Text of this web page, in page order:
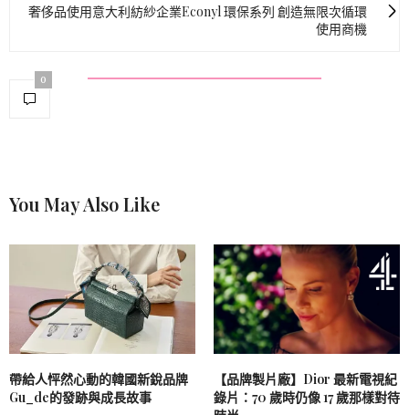
奢侈品使用意大利紡紗企業Econyl 環保系列 創造無限次循環
使用商機
0
You May Also Like
帶給人怦然心動的韓國新銳品牌
Gu_de的發跡與成長故事
【品牌製片廠】Dior 最新電視紀
錄片：70 歲時仍像 17 歲那樣對待